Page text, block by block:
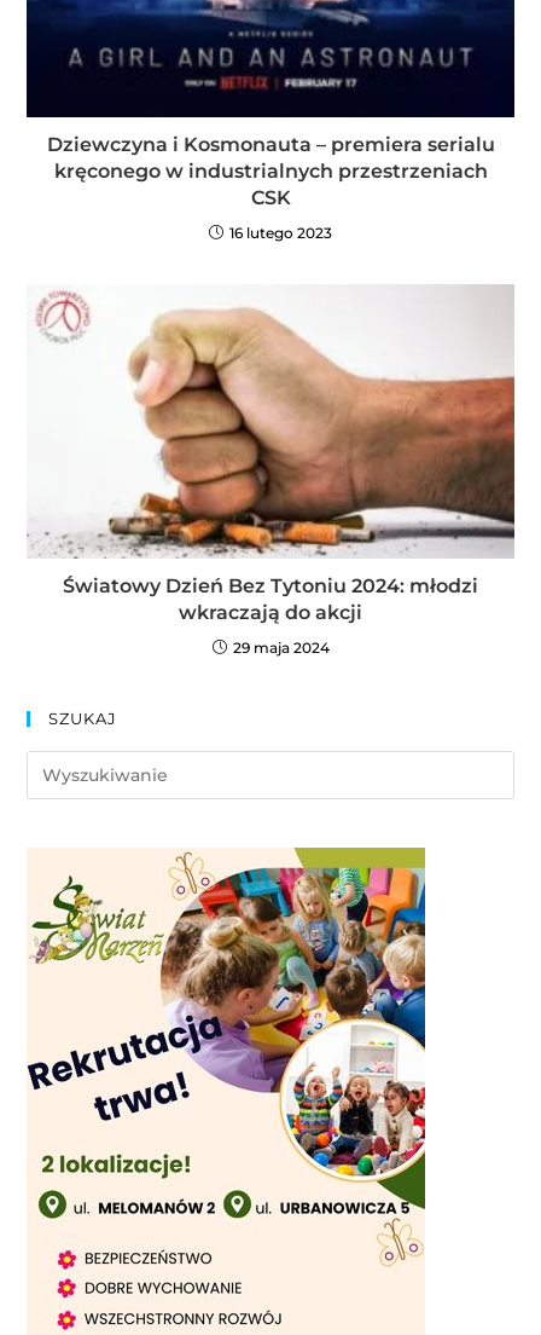
Dziewczyna i Kosmonauta – premiera serialu
kręconego w industrialnych przestrzeniach
CSK
16 lutego 2023
Światowy Dzień Bez Tytoniu 2024: młodzi
wkraczają do akcji
29 maja 2024
SZUKAJ